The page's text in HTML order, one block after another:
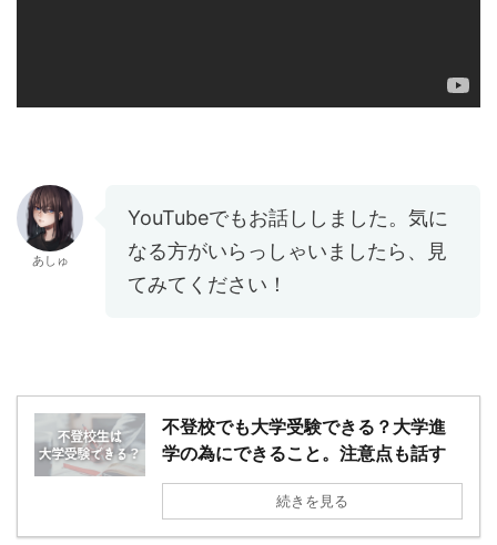
あしゅ
YouTubeでもお話ししました。気に
なる方がいらっしゃいましたら、見
てみてください！
不登校でも大学受験できる？大学進
学の為にできること。注意点も話す
続きを見る